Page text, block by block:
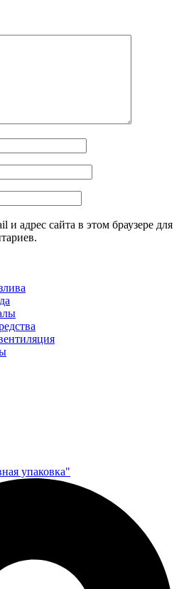
и адрес сайта в этом браузере для
упаковка"